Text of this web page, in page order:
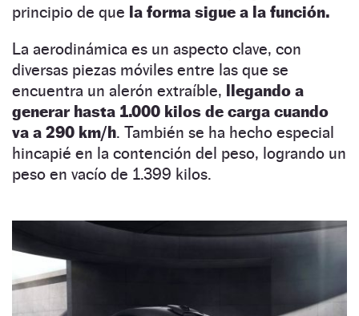
principio de que la forma sigue a la función.
La aerodinámica es un aspecto clave, con
diversas piezas móviles entre las que se
encuentra un alerón extraíble, llegando a
generar hasta 1.000 kilos de carga cuando
va a 290 km/h. También se ha hecho especial
hincapié en la contención del peso, logrando un
peso en vacío de 1.399 kilos.